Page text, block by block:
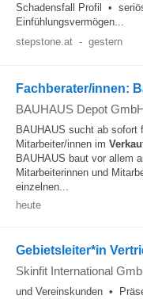
Schadensfall Profil •
Einfühlungsvermögen...
stepstone.at - gestern
Fachberater/innen:
BAUHAUS Depot
BAUHAUS sucht ab sofort
Mitarbeiter/innen im
BAUHAUS baut vor allem
Mitarbeiterinnen und
einzelnen...
heute
Gebietsleiter*in
Skinfit International
und Vereinskunden •